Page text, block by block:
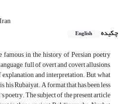
چکیده
English
famous in the history of Persian poetry
full of overt and covert allusions,
and interpretation. But what
his Rubaiyat. A format that has been less
poetry. The subject of the present article